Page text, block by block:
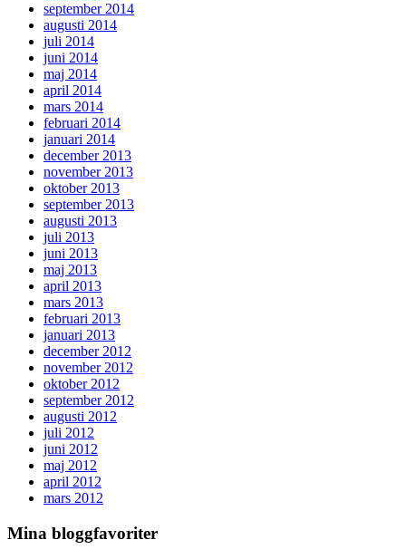
september 2014
augusti 2014
juli 2014
juni 2014
maj 2014
april 2014
mars 2014
februari 2014
januari 2014
december 2013
november 2013
oktober 2013
september 2013
augusti 2013
juli 2013
juni 2013
maj 2013
april 2013
mars 2013
februari 2013
januari 2013
december 2012
november 2012
oktober 2012
september 2012
augusti 2012
juli 2012
juni 2012
maj 2012
april 2012
mars 2012
Mina bloggfavoriter